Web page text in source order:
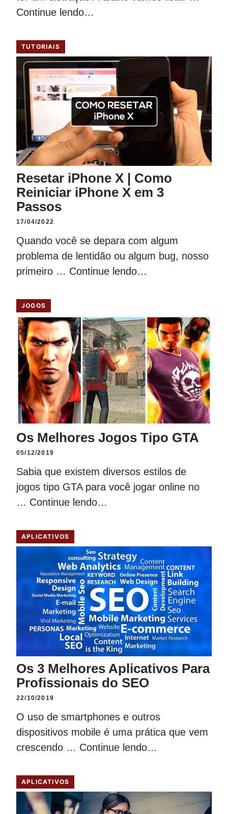
Continue lendo…
TUTORIAIS
Resetar iPhone X | Como
Reiniciar iPhone X em 3
Passos
17/04/2022
Quando você se depara com algum
problema de lentidão ou algum bug, nosso
primeiro … Continue lendo…
JOGOS
Os Melhores Jogos Tipo GTA
05/12/2019
Sabia que existem diversos estilos de
jogos tipo GTA para você jogar online no
… Continue lendo…
APLICATIVOS
Os 3 Melhores Aplicativos Para
Profissionais do SEO
22/10/2019
O uso de smartphones e outros
dispositivos mobile é uma prática que vem
crescendo … Continue lendo…
APLICATIVOS